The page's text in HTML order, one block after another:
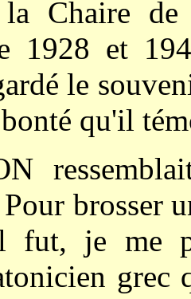
Chaire
1928 et
le
qu'il
brosser
fut, je me
grec